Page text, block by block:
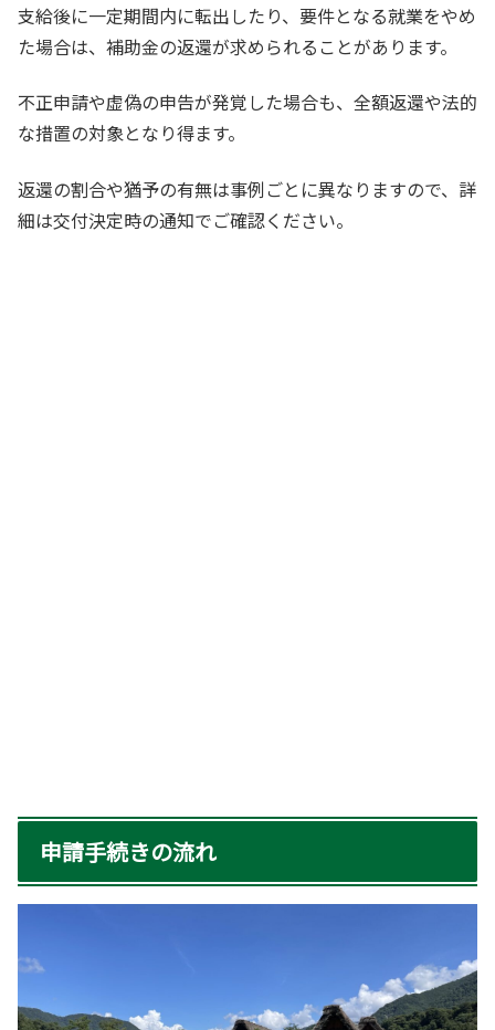
支給後に一定期間内に転出したり、要件となる就業をやめ
た場合は、補助金の返還が求められることがあります。
不正申請や虚偽の申告が発覚した場合も、全額返還や法的
な措置の対象となり得ます。
返還の割合や猶予の有無は事例ごとに異なりますので、詳
細は交付決定時の通知でご確認ください。
申請手続きの流れ